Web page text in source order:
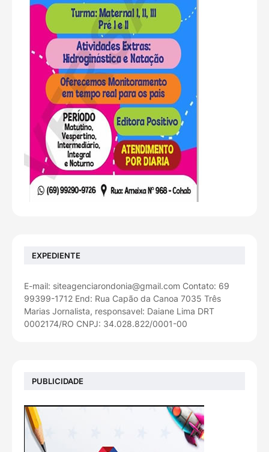
EXPEDIENTE
E-mail: siteagenciarondonia@gmail.com Contato: 69
99399-1712 End: Rua Capão da Canoa 7035 Três
Marias Jornalista, responsavel: Daiane Lima DRT
0002174/RO CNPJ: 34.028.822/0001-00
PUBLICIDADE